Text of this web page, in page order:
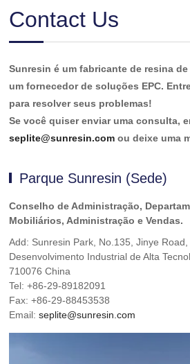
Contact Us
Sunresin é um fabricante de resina
um fornecedor de soluções EPC.
para resolver seus problemas!
Se você quiser enviar uma consulta,
seplite@sunresin.comou deixe uma
Parque Sunresin (Sede)
Conselho de Administração,
Mobiliários, Administração e Vendas.
Add: Sunresin Park, No.135, Jinye
Desenvolvimento Industrial de Alta
710076 China
Tel: +86-29-89182091
Fax: +86-29-88453538
Email:seplite@sunresin.com